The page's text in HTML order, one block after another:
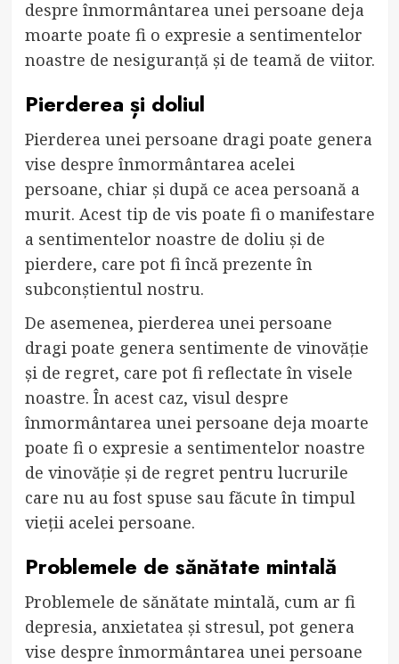
despre înmormântarea unei persoane deja
moarte poate fi o expresie a sentimentelor
noastre de nesiguranță și de teamă de viitor.
Pierderea și doliul
Pierderea unei persoane dragi poate genera
vise despre înmormântarea acelei
persoane, chiar și după ce acea persoană a
murit. Acest tip de vis poate fi o manifestare
a sentimentelor noastre de doliu și de
pierdere, care pot fi încă prezente în
subconștientul nostru.
De asemenea, pierderea unei persoane
dragi poate genera sentimente de vinovăție
și de regret, care pot fi reflectate în visele
noastre. În acest caz, visul despre
înmormântarea unei persoane deja moarte
poate fi o expresie a sentimentelor noastre
de vinovăție și de regret pentru lucrurile
care nu au fost spuse sau făcute în timpul
vieții acelei persoane.
Problemele de sănătate mintală
Problemele de sănătate mintală, cum ar fi
depresia, anxietatea și stresul, pot genera
vise despre înmormântarea unei persoane